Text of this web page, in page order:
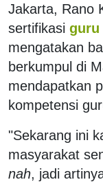
Jakarta, Rano
sertifikasi guru
mengatakan
berkumpul di
mendapatkan
kompetensi
"Sekarang ini
masyarakat
nah, jadi